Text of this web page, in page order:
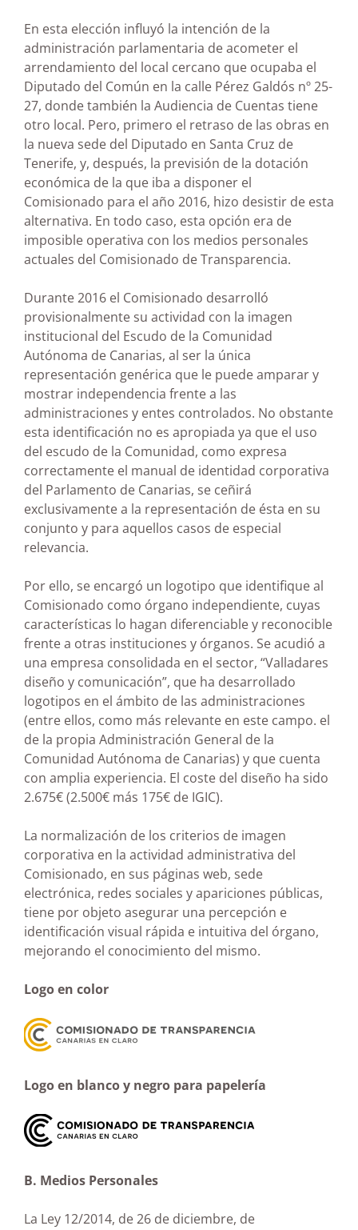
En esta elección influyó la intención de la
administración parlamentaria de acometer el
arrendamiento del local cercano que ocupaba el
Diputado del Común en la calle Pérez Galdós nº 25-
27, donde también la Audiencia de Cuentas tiene
otro local. Pero, primero el retraso de las obras en
la nueva sede del Diputado en Santa Cruz de
Tenerife, y, después, la previsión de la dotación
económica de la que iba a disponer el
Comisionado para el año 2016, hizo desistir de esta
alternativa. En todo caso, esta opción era de
imposible operativa con los medios personales
actuales del Comisionado de Transparencia.
Durante 2016 el Comisionado desarrolló
provisionalmente su actividad con la imagen
institucional del Escudo de la Comunidad
Autónoma de Canarias, al ser la única
representación genérica que le puede amparar y
mostrar independencia frente a las
administraciones y entes controlados. No obstante
esta identificación no es apropiada ya que el uso
del escudo de la Comunidad, como expresa
correctamente el manual de identidad corporativa
del Parlamento de Canarias, se ceñirá
exclusivamente a la representación de ésta en su
conjunto y para aquellos casos de especial
relevancia.
Por ello, se encargó un logotipo que identifique al
Comisionado como órgano independiente, cuyas
características lo hagan diferenciable y reconocible
frente a otras instituciones y órganos. Se acudió a
una empresa consolidada en el sector, “Valladares
diseño y comunicación”, que ha desarrollado
logotipos en el ámbito de las administraciones
(entre ellos, como más relevante en este campo. el
de la propia Administración General de la
Comunidad Autónoma de Canarias) y que cuenta
con amplia experiencia. El coste del diseño ha sido
2.675€ (2.500€ más 175€ de IGIC).
La normalización de los criterios de imagen
corporativa en la actividad administrativa del
Comisionado, en sus páginas web, sede
electrónica, redes sociales y apariciones públicas,
tiene por objeto asegurar una percepción e
identificación visual rápida e intuitiva del órgano,
mejorando el conocimiento del mismo.
Logo en color
Logo en blanco y negro para papelería
B. Medios Personales
La Ley 12/2014, de 26 de diciembre, de